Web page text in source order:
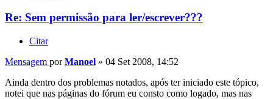
Re: Sem permissão para ler/escrever???
Citar
Mensagem porManoel » 04 Set 2008, 14:52
Ainda dentro dos problemas notados, após ter iniciado este tópico,
notei que nas páginas do fórum eu consto como logado, mas nas